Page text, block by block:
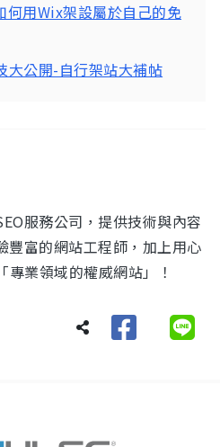
何用Wix架設屬於自己的免
大公開-自行架站大補帖
服務公司，提供技術與內容
豐富的網站工程師，加上用心
業領域的權威網站」！